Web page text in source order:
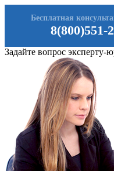
8(800)551-
Бесплатная
Задайте вопрос